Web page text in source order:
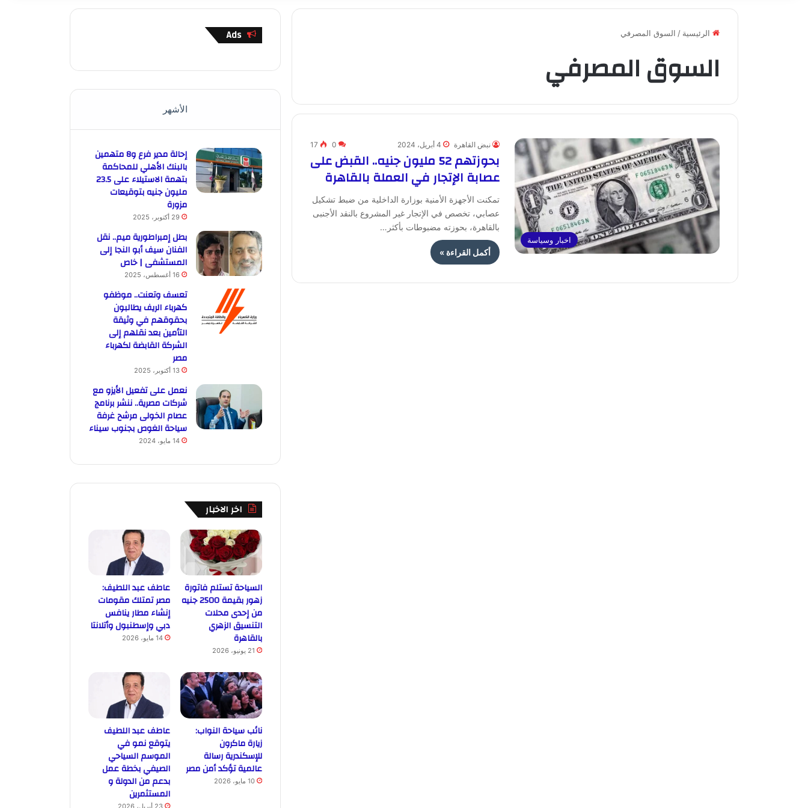
الرئيسية / السوق المصرفي
السوق المصرفي
اخبار وسياسة
نبض القاهرة 4 أبريل، 2024 0
17
بحوزتهم 52 مليون جنيه.. القبض على
عصابة الإتجار في العملة بالقاهرة
تمكنت الأجهزة الأمنية بوزارة الداخلية من ضبط تشكيل
عصابي، تخصص في الإتجار غير المشروع بالنقد الأجنبى
بالقاهرة، بحوزته مضبوطات بأكثر…
أكمل القراءة »
Ads
الأشهر
إحالة مدير فرع و8 متهمين
بالبنك الأهلي للمحاكمة
بتهمة الاستيلاء على 23.5
مليون جنيه بتوقيعات
مزورة
29 أكتوبر، 2025
بطل إمبراطورية ميم.. نقل
الفنان سيف أبو النجا إلى
المستشفى | خاص
16 أغسطس، 2025
تعسف وتعنت.. موظفو
كهرباء الريف يطالبون
بحقوقهم في وثيقة
التأمين بعد نقلهم إلى
الشركة القابضة لكهرباء
مصر
13 أكتوبر، 2025
نعمل على تفعيل الأيزو مع
شركات مصرية.. ننشر برنامج
عصام الخولى مرشح غرفة
سياحة الغوص بجنوب سيناء
14 مايو، 2024
اخر الاخبار
السياحة تستلم فاتورة
زهور بقيمة 2500 جنيه
من إحدى محلات
التنسيق الزهري
بالقاهرة
21 يونيو، 2026
عاطف عبد اللطيف:
مصر تمتلك مقومات
إنشاء مطار ينافس
دبي وإسطنبول وأتلانتا
14 مايو، 2026
نائب سياحة النواب:
زيارة ماكرون
للإسكندرية رسالة
عالمية تؤكد أمن مصر
10 مايو، 2026
عاطف عبد اللطيف
يتوقع نمو في
الموسم السياحي
الصيفي بخطة عمل
بدعم من الدولة و
المستثمرين
23 أبريل، 2026